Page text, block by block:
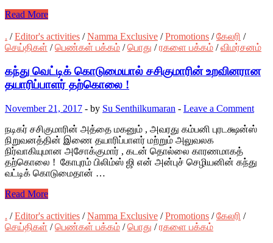
Read More
. /Editor's activities /Namma Exclusive /Promotions /கேலரி /
செய்திகள் /பெண்கள் பக்கம் /பொது /ரகளை பக்கம் /விமர்சனம்
கந்து வெட்டிக் கொடுமையால் சசிகுமாரின் உறவினரான
தயாரிப்பாளர் தற்கொலை !
November 21, 2017 - by Su Senthilkumaran - Leave a Comment
நடிகர் சசிகுமாரின் அத்தை மகனும் , அவரது கம்பனி புரடக்ஷன்ஸ்
நிறுவனத்தின் இணை தயாரிப்பாளர் மற்றும் அலுவலக
நிர்வாகியுமான அசோக்குமார் , கடன் தொல்லை காரணமாகத்
தற்கொலை ! கோபுரம் பிலிம்ஸ் ஜி என் அன்புச் செழியனின் கந்து
வட்டிக் கொடுமைதான் …
Read More
. /Editor's activities /Namma Exclusive /Promotions /கேலரி /
செய்திகள் /பெண்கள் பக்கம் /பொது /ரகளை பக்கம்